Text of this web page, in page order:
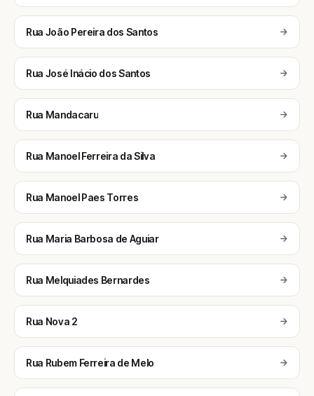
Rua João Pereira dos Santos
Rua José Inácio dos Santos
Rua Mandacaru
Rua Manoel Ferreira da Silva
Rua Manoel Paes Torres
Rua Maria Barbosa de Aguiar
Rua Melquiades Bernardes
Rua Nova 2
Rua Rubem Ferreira de Melo